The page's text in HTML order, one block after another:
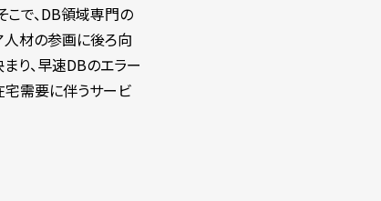
こで、DB領域専門の
材の参画に後ろ向
り、早速DBのエラー
宅需要に伴うサービ